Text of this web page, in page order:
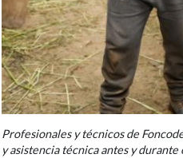
Profesionales y técnicos de
y asistencia técnica antes y